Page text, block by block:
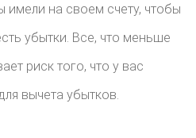
на своем счету, чтобы
убытки. Все, что меньше
риск того, что у вас
вычета убытков.